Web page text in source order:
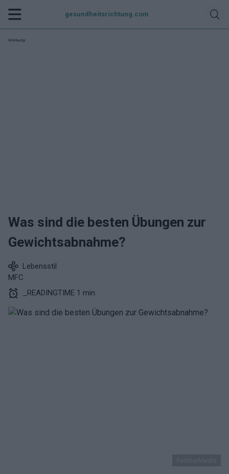
gesundheitsrichtung.com
Werbung:
Was sind die besten Übungen zur
Gewichtsabnahme?
Lebensstil
MFC
_READINGTIME 1 min.